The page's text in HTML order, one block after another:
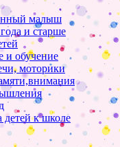
малыш
и старше
и обучение
моторики
детей к школе